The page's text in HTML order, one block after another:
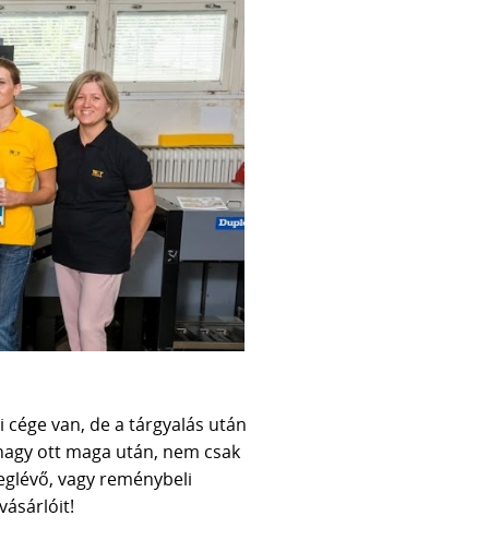
van, de a tárgyalás után
ott maga után, nem csak
vagy reménybeli